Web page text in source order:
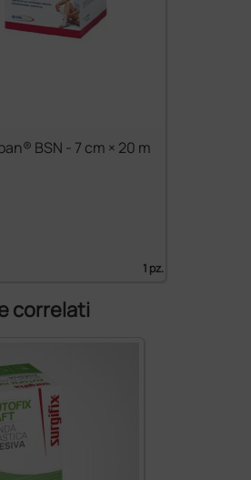
BSN - 7 cm × 20 m
1 pz.
correlati